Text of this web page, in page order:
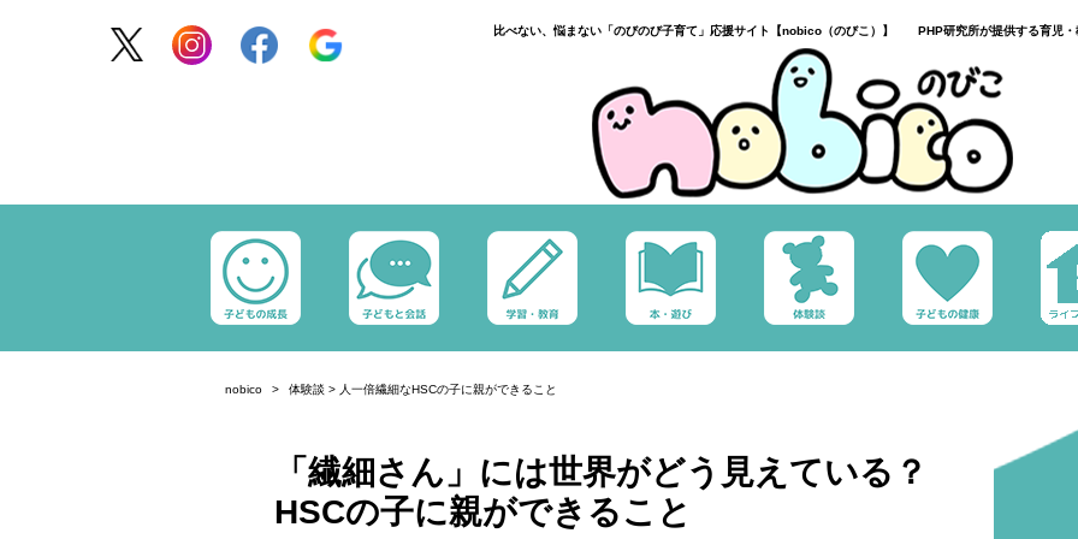
比べない、悩まない「のびのび子育て」応援サイト【nobico（のびこ）】 PHP研究所が提供する育児・
nobico 体験談 > 人一倍繊細なHSCの子に親ができること
「繊細さん」には世界がどう見えている？
HSCの子に親ができること